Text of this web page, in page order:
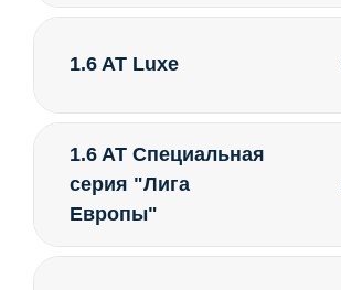
1.6 AT Luxe
1.6 AT Специальная
серия "Лига
Европы"